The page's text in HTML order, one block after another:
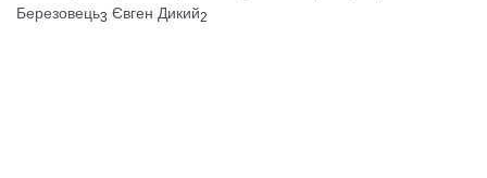
Березовець3 Євген Дикий2